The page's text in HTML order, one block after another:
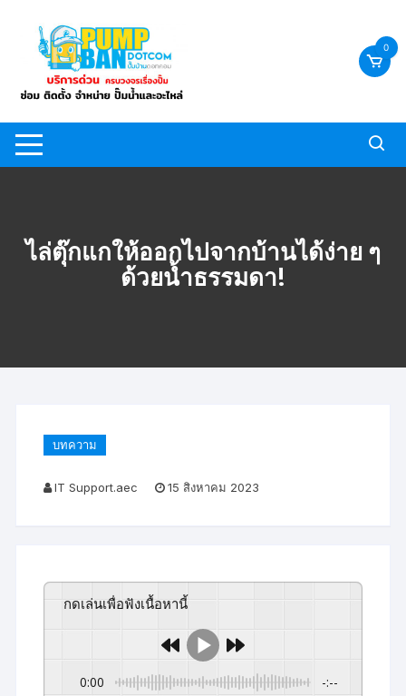
content
0
ไล่ตุ๊กแกให้ออกไปจากบ้านได้ง่าย ๆ
ด้วยน้ำธรรมดา!
บทความ
IT Support.aec 15 สิงหาคม 2023
กดเล่นเพื่อฟังเนื้อหานี้
0:00 -:--